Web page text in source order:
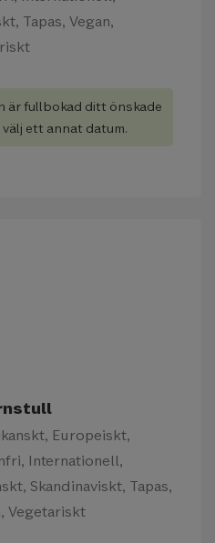
Tapas, Vegan,
är fullbokad ditt önskade
välj ett annat datum.
Europeiskt,
Internationell,
Skandinaviskt, Tapas,
Vegetariskt